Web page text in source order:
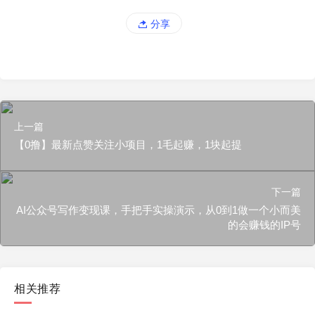
分享
上一篇
【0撸】最新点赞关注小项目，1毛起赚，1块起提
下一篇
AI公众号写作变现课，手把手实操演示，从0到1做一个小而美
的会赚钱的IP号
相关推荐